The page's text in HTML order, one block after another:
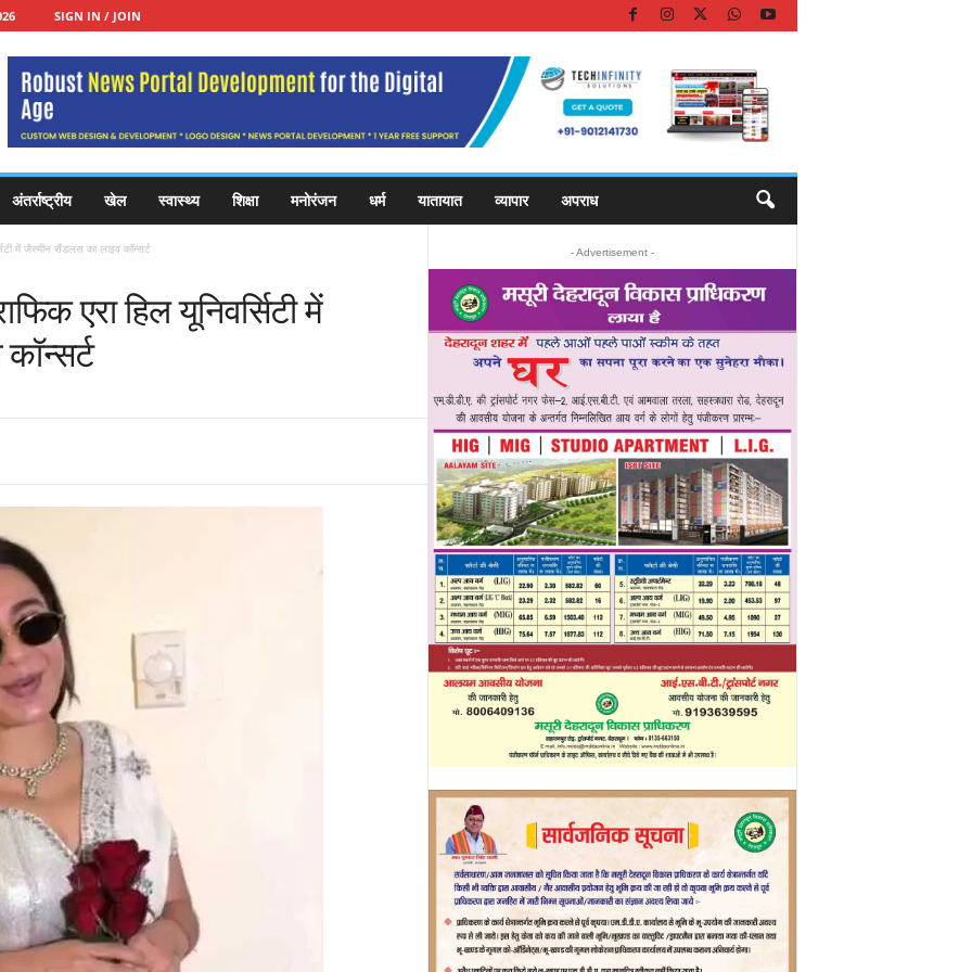
SIGN IN / JOIN
अंतर्राष्ट्रीय खेल स्वास्थ्य शिक्षा मनोरंजन धर्म यातायात व्यापार अपराध
में जैस्मीन सैंडलस का लाइव कॉन्सर्ट
एरा हिल यूनिवर्सिटी में
- Advertisement -